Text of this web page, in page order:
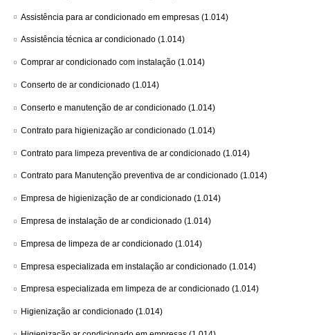
Assistência para ar condicionado em empresas (1.014)
Assistência técnica ar condicionado (1.014)
Comprar ar condicionado com instalação (1.014)
Conserto de ar condicionado (1.014)
Conserto e manutenção de ar condicionado (1.014)
Contrato para higienização ar condicionado (1.014)
Contrato para limpeza preventiva de ar condicionado (1.014)
Contrato para Manutenção preventiva de ar condicionado (1.014)
Empresa de higienização de ar condicionado (1.014)
Empresa de instalação de ar condicionado (1.014)
Empresa de limpeza de ar condicionado (1.014)
Empresa especializada em instalação ar condicionado (1.014)
Empresa especializada em limpeza de ar condicionado (1.014)
Higienização ar condicionado (1.014)